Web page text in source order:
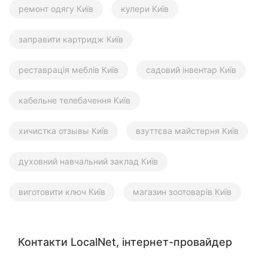
ремонт одягу Київ кулери Київ
заправити картридж Київ
реставрація меблів Київ садовий інвентар Київ
кабельне телебачення Київ
хичистка отзывы Київ взуттєва майстерня Київ
духовний навчальний заклад Київ
виготовити ключ Київ магазин зоотоварів Київ
Контакти LocalNet, інтернет-провайдер